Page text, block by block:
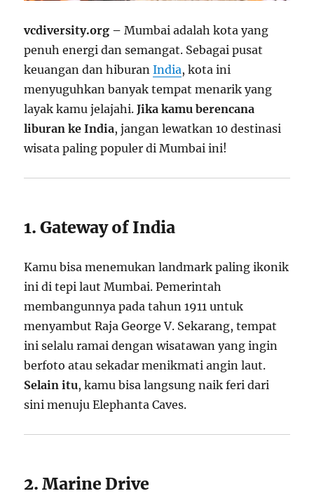
vcdiversity.org – Mumbai adalah kota yang
penuh energi dan semangat. Sebagai pusat
keuangan dan hiburanIndia, kota ini
menyuguhkan banyak tempat menarik yang
layak kamu jelajahi.Jika kamu berencana
liburan ke India, jangan lewatkan 10 destinasi
wisata paling populer di Mumbai ini!
1. Gateway of India
Kamu bisa menemukan landmark paling ikonik
ini di tepi laut Mumbai. Pemerintah
membangunnya pada tahun 1911 untuk
menyambut Raja George V. Sekarang, tempat
ini selalu ramai dengan wisatawan yang ingin
berfoto atau sekadar menikmati angin laut.
Selain itu, kamu bisa langsung naik feri dari
sini menuju Elephanta Caves.
2. Marine Drive